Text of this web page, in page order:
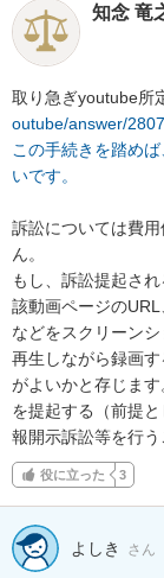
知念 竜
取り急ぎyoutube所
outube/answer/
この手続きを踏め
いです。
訴訟については費
ん。
もし、訴訟提起さ
該動画ページの
などをスクリーン
再生しながら録画
がよいかと存じま
を提起する（前提
報開示訴訟等を行う
役に立った 3
よしき さん